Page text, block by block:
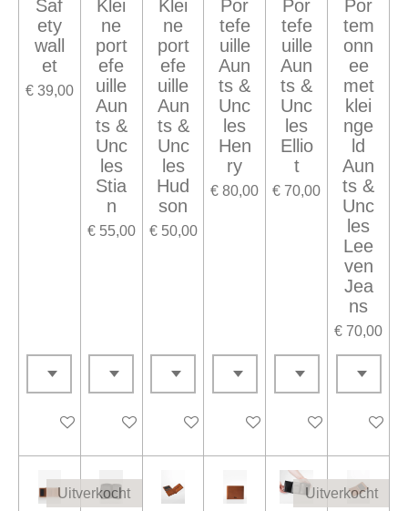
Saf
ety
wall
et
€ 39,00
Houd mij op de hoogte
Klei
ne
port
efe
uille
Aun
ts &
Unc
les
Stia
n
€ 55,00
In winkelwagen
Klei
ne
port
efe
uille
Aun
ts &
Unc
les
Hud
son
€ 50,00
In winkelwagen
Por
tefe
uille
Aun
ts &
Unc
les
Hen
ry
€ 80,00
In winkelwagen
Por
tefe
uille
Aun
ts &
Unc
les
Ellio
t
€ 70,00
Houd mij op de
Por
tem
onn
ee
met
klei
nge
ld
Aun
ts &
Unc
les
Lee
ven
Jea
ns
€ 70,00
In
Uitverkocht Uitverkocht